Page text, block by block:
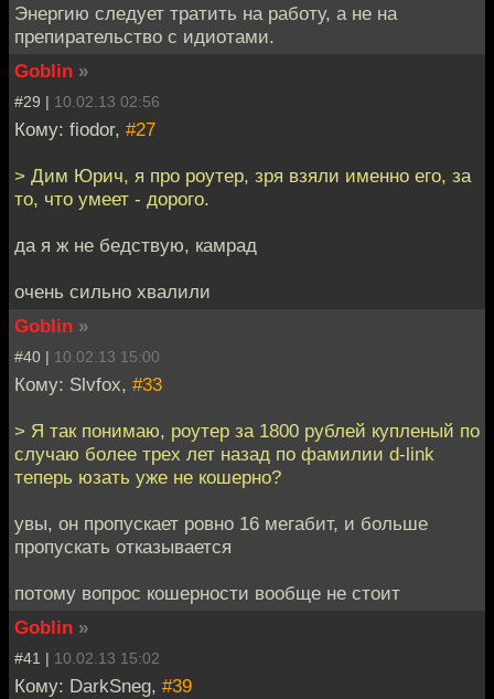
Энергию следует тратить на работу, а не на
препирательство с идиотами.
Goblin »
#29 | 10.02.13 02:56
Кому: fiodor, #27
> Дим Юрич, я про роутер, зря взяли именно его, за
то, что умеет - дорого.
да я ж не бедствую, камрад
очень сильно хвалили
Goblin »
#40 | 10.02.13 15:00
Кому: Slvfox, #33
> Я так понимаю, роутер за 1800 рублей купленый по
случаю более трех лет назад по фамилии d-link
теперь юзать уже не кошерно?
увы, он пропускает ровно 16 мегабит, и больше
пропускать отказывается
потому вопрос кошерности вообще не стоит
Goblin »
#41 | 10.02.13 15:02
Кому: DarkSneg, #39